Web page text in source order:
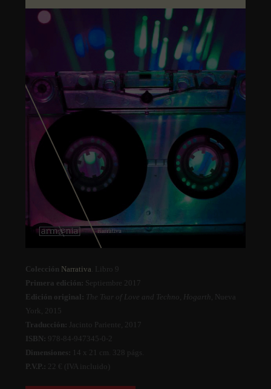
Colección Narrativa . Libro 9
Primera edición: Septiembre 2017
Edición original:
The Tsar of Love and Techno, Hogarth , Nueva
York, 2015
Traducción:
Jacinto Pariente, 2017
ISBN:
978-84-947345-0-2
Dimensiones:
14 x 21 cm. 328 págs.
P.V.P.: 22 € (IVA incluido)